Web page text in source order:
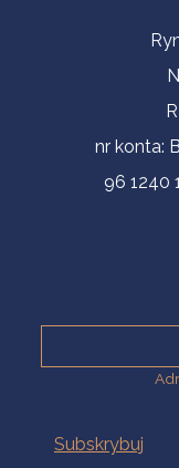
Informacje
nr konta:
96 1240